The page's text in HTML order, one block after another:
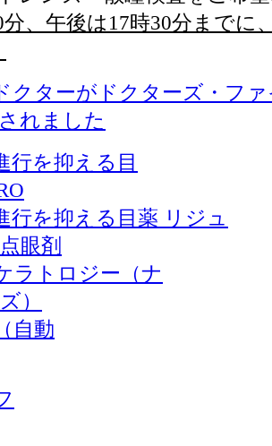
分、午後は17時30分までに